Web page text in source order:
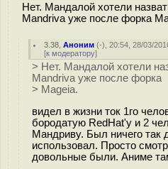
Нет. Мандалой хотели
Mandriva уже после форка
3.38 ,Аноним (-), 20:54, 28/03/
[к модератору]
> Нет. Мандалой хотели
Mandriva уже после форка
> Mageia.
видел в жизни ток 1го
бородатую RedHat'у и 2
Мандриву. Был ничего так
использовал. Просто
довольные были. Аниме